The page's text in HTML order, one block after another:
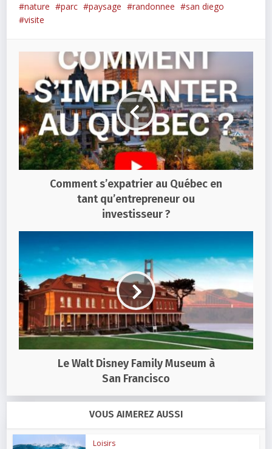
nature
parc paysage randonnee
san diego
visite
Comment s’expatrier au Québec en
tant qu’entrepreneur ou
investisseur ?
Le Walt Disney Family Museum à
San Francisco
VOUS AIMEREZ AUSSI
Loisirs